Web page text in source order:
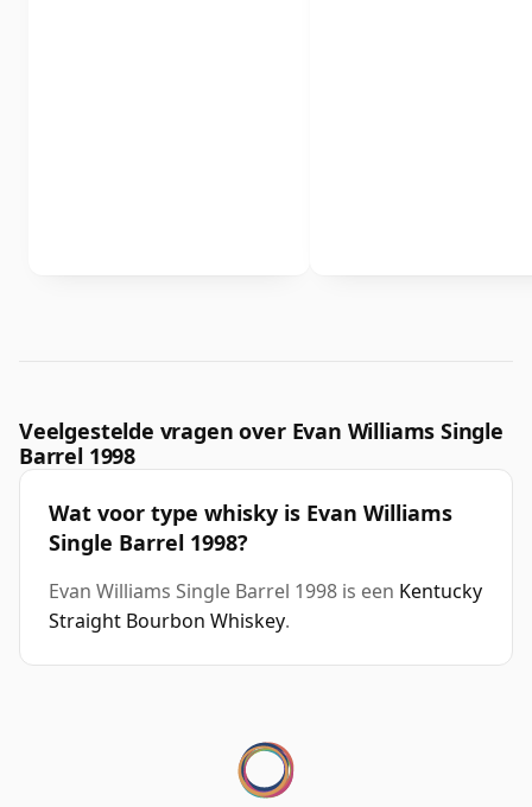
Veelgestelde vragen over Evan Williams Single
Barrel 1998
Wat voor type whisky is Evan Williams
Single Barrel 1998?
Evan Williams Single Barrel 1998 is een Kentucky
Straight Bourbon Whiskey.